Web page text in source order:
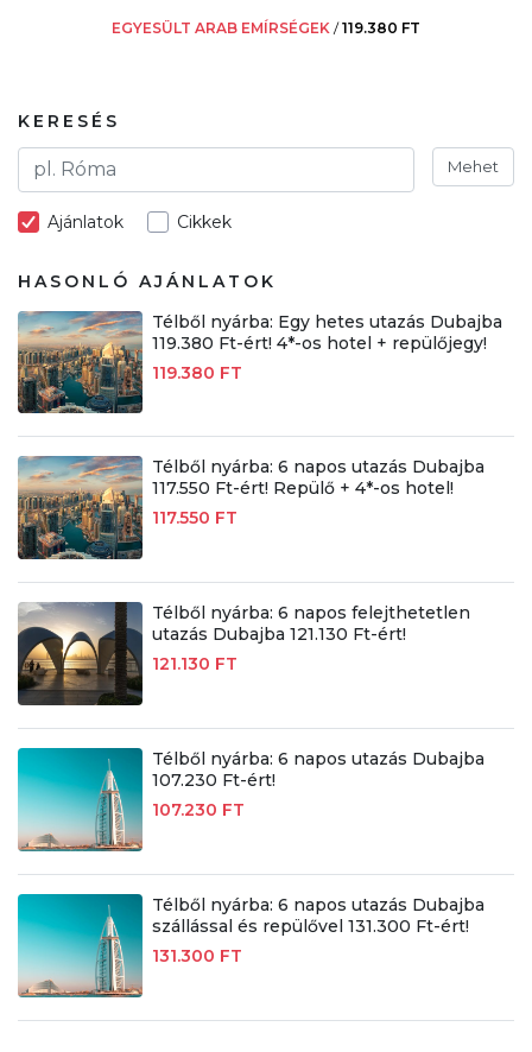
EGYESÜLT ARAB EMÍRSÉGEK /119.380 FT
KERESÉS
Mehet
Ajánlatok Cikkek
HASONLÓ AJÁNLATOK
Télből nyárba: Egy hetes utazás Dubajba
119.380 Ft-ért! 4*-os hotel + repülőjegy!
119.380 FT
Télből nyárba: 6 napos utazás Dubajba
117.550 Ft-ért! Repülő + 4*-os hotel!
117.550 FT
Télből nyárba: 6 napos felejthetetlen
utazás Dubajba 121.130 Ft-ért!
121.130 FT
Télből nyárba: 6 napos utazás Dubajba
107.230 Ft-ért!
107.230 FT
Télből nyárba: 6 napos utazás Dubajba
szállással és repülővel 131.300 Ft-ért!
131.300 FT